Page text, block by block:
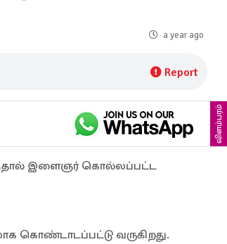
a year ago
Report
விளம்பரம்
இளைஞர் கொல்லப்பட்ட
கொண்டாடப்பட்டு வருகிறது.